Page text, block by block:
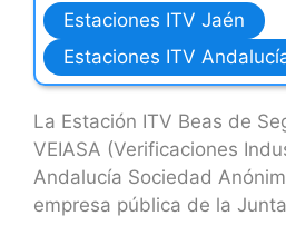
Estaciones ITV Jaén
Estaciones ITV
La Estación ITV Beas de
VEIASA (Verificaciones
Andalucía Sociedad
empresa pública de la